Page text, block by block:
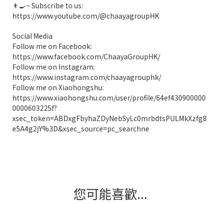
👨‍🍳~ Subscribe to us:
https://www.youtube.com/@chaayagroupHK
Social Media
Follow me on Facebook:
https://www.facebook.com/ChaayaGroupHK/
Follow me on Instagram:
https://www.instagram.com/chaayagrouphk/
Follow me on Xiaohongshu:
https://www.xiaohongshu.com/user/profile/64ef430900000
0000603225f?
xsec_token=ABDxgFbyhaZDyNebSyLc0mrbdtsPULMkXzfg8
e5A4g2jY%3D&xsec_source=pc_searchne
您可能喜歡...